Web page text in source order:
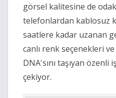
görsel kalitesine de
telefonlardan kablosuz
saatlere kadar uzanan
canlı renk seçenekleri
DNA'sını taşıyan özenli
çekiyor.